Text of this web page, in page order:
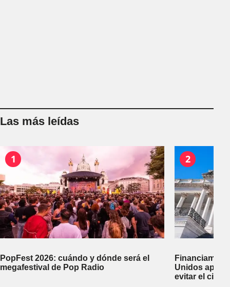
Las más leídas
1
PopFest 2026: cuándo y dónde será el
megafestival de Pop Radio
2
Unidos
evitar el